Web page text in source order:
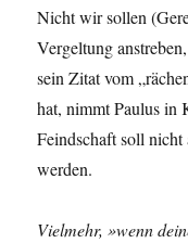
Nicht wir sollen
Vergeltung
sein Zitat vom
hat, nimmt Paulus in
Feindschaft soll
werden.
Vielmehr, »wenn